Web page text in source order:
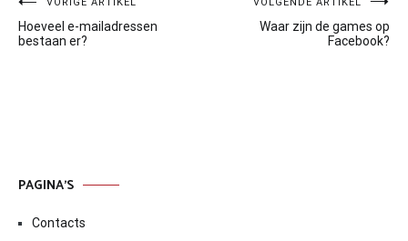
Bericht
navigatie
Hoeveel e-mailadressen
bestaan er?
Waar zijn de games op
Facebook?
PAGINA’S
Contacts